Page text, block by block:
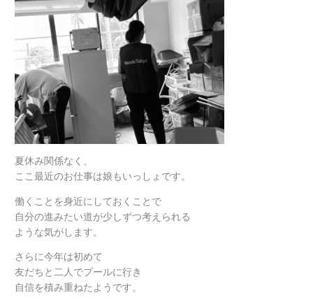
夏休み関係なく、
ここ最近のお仕事は娘もいっしょです。
働くことを身近にしておくことで
自分の進みたい道が少しずつ考えられる
ような気がします。
さらに今年は初めて
友だちと二人でプールに行き
自信を積み重ねたようです。